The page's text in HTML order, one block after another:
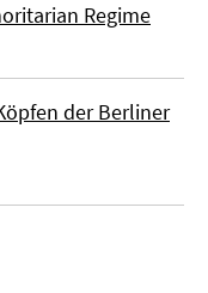
Regime
der Berliner